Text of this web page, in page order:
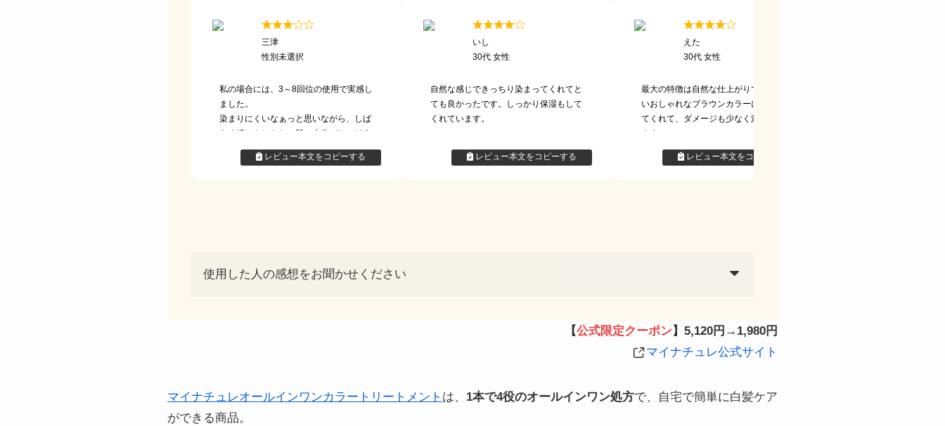
三津
性別未選択
私の場合には、3～8回位の使用で実感し
ました。
染まりにくいなぁっと思いながら、しば
らく続けましたね。髪に水分がないほう
がいいので、水気をタオルでよく拭き取
っていました。
レビュー本文をコピーする
いし
30代 女性
自然な感じできっちり染まってくれてと
ても良かったです。しっかり保湿もして
くれています。
レビュー本文をコピーする
えた
30代 女性
最大の特徴は自然な仕上がりです。程よ
いおしゃれなブラウンカラーに仕上がっ
てくれて、ダメージも少なく満足してい
ます。
レビュー本文をコピーする
使用した人の感想をお聞かせください
【公式限定クーポン】5,120円→1,980円
マイナチュレ公式サイト
マイナチュレオールインワンカラートリートメント は、 1本で4役のオールインワン処方で、自宅で簡単に白髪ケア
ができる商品。